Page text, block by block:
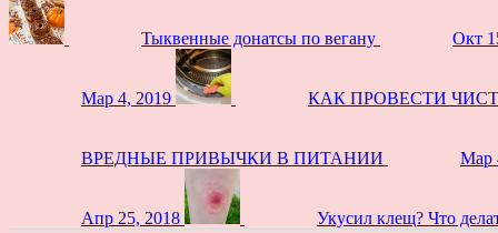
Тыквенные донатсы по вегану Окт
Мар 4, 2019 КАК ПРОВЕСТИ
ВРЕДНЫЕ ПРИВЫЧКИ В ПИТАНИИ Мар
Апр 25, 2018 Укусил клещ? Что